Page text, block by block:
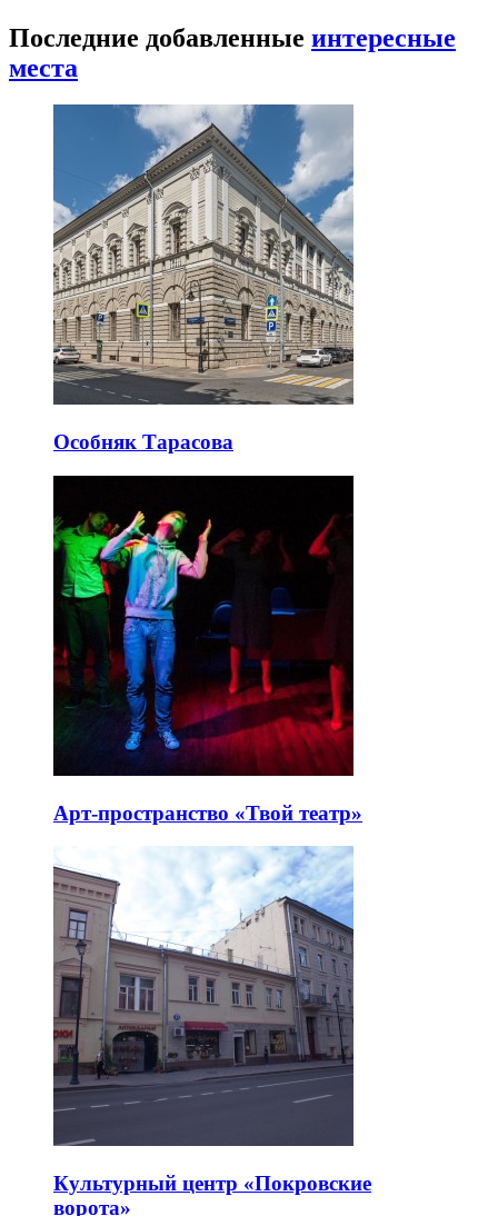
Последние добавленные интересные
места
Особняк Тарасова
Арт-пространство «Твой театр»
Культурный центр «Покровские
ворота»